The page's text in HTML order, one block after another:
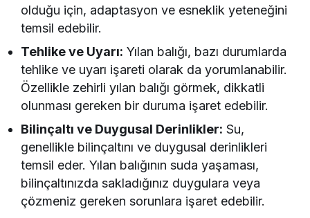
olduğu için, adaptasyon ve esneklik yeteneğini
temsil edebilir.
Tehlike ve Uyarı: Yılan balığı, bazı durumlarda
tehlike ve uyarı işareti olarak da yorumlanabilir.
Özellikle zehirli yılan balığı görmek, dikkatli
olunması gereken bir duruma işaret edebilir.
Bilinçaltı ve Duygusal Derinlikler: Su,
genellikle bilinçaltını ve duygusal derinlikleri
temsil eder. Yılan balığının suda yaşaması,
bilinçaltınızda sakladığınız duygulara veya
çözmeniz gereken sorunlara işaret edebilir.